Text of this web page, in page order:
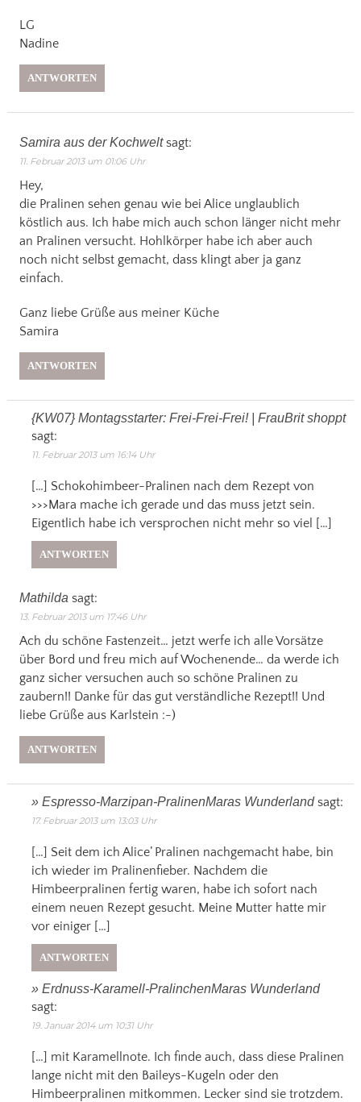
LG
Nadine
ANTWORTEN
Samira aus der Kochwelt sagt:
11. Februar 2013 um 01:06 Uhr
Hey,
die Pralinen sehen genau wie bei Alice unglaublich
köstlich aus. Ich habe mich auch schon länger nicht mehr
an Pralinen versucht. Hohlkörper habe ich aber auch
noch nicht selbst gemacht, dass klingt aber ja ganz
einfach.
Ganz liebe Grüße aus meiner Küche
Samira
ANTWORTEN
{KW07} Montagsstarter: Frei-Frei-Frei! | FrauBrit shoppt
sagt:
11. Februar 2013 um 16:14 Uhr
[…] Schokohimbeer-Pralinen nach dem Rezept von
>>>Mara mache ich gerade und das muss jetzt sein.
Eigentlich habe ich versprochen nicht mehr so viel […]
ANTWORTEN
Mathilda sagt:
13. Februar 2013 um 17:46 Uhr
Ach du schöne Fastenzeit… jetzt werfe ich alle Vorsätze
über Bord und freu mich auf Wochenende… da werde ich
ganz sicher versuchen auch so schöne Pralinen zu
zaubern!! Danke für das gut verständliche Rezept!! Und
liebe Grüße aus Karlstein :-)
ANTWORTEN
» Espresso-Marzipan-PralinenMaras Wunderland sagt:
17. Februar 2013 um 13:03 Uhr
[…] Seit dem ich Alice’ Pralinen nachgemacht habe, bin
ich wieder im Pralinenfieber. Nachdem die
Himbeerpralinen fertig waren, habe ich sofort nach
einem neuen Rezept gesucht. Meine Mutter hatte mir
vor einiger […]
ANTWORTEN
» Erdnuss-Karamell-PralinchenMaras Wunderland
sagt:
19. Januar 2014 um 10:31 Uhr
[…] mit Karamellnote. Ich finde auch, dass diese Pralinen
lange nicht mit den Baileys-Kugeln oder den
Himbeerpralinen mitkommen. Lecker sind sie trotzdem.